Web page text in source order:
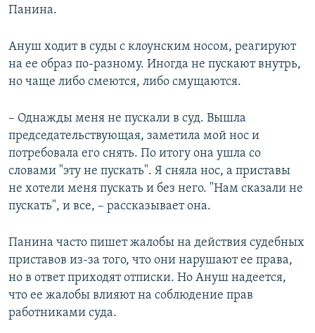
Панина.
Ануш ходит в суды с клоунским носом, реагируют
на ее образ по-разному. Иногда не пускают внутрь,
но чаще либо смеются, либо смущаются.
– Однажды меня не пускали в суд. Вышла
председательствующая, заметила мой нос и
потребовала его снять. По итогу она ушла со
словами "эту не пускать". Я сняла нос, а приставы
не хотели меня пускать и без него. "Нам сказали не
пускать", и все, – рассказывает она.
Панина часто пишет жалобы на действия судебных
приставов из-за того, что они нарушают ее права,
но в ответ приходят отписки. Но Ануш надеется,
что ее жалобы влияют на соблюдение прав
работниками суда.